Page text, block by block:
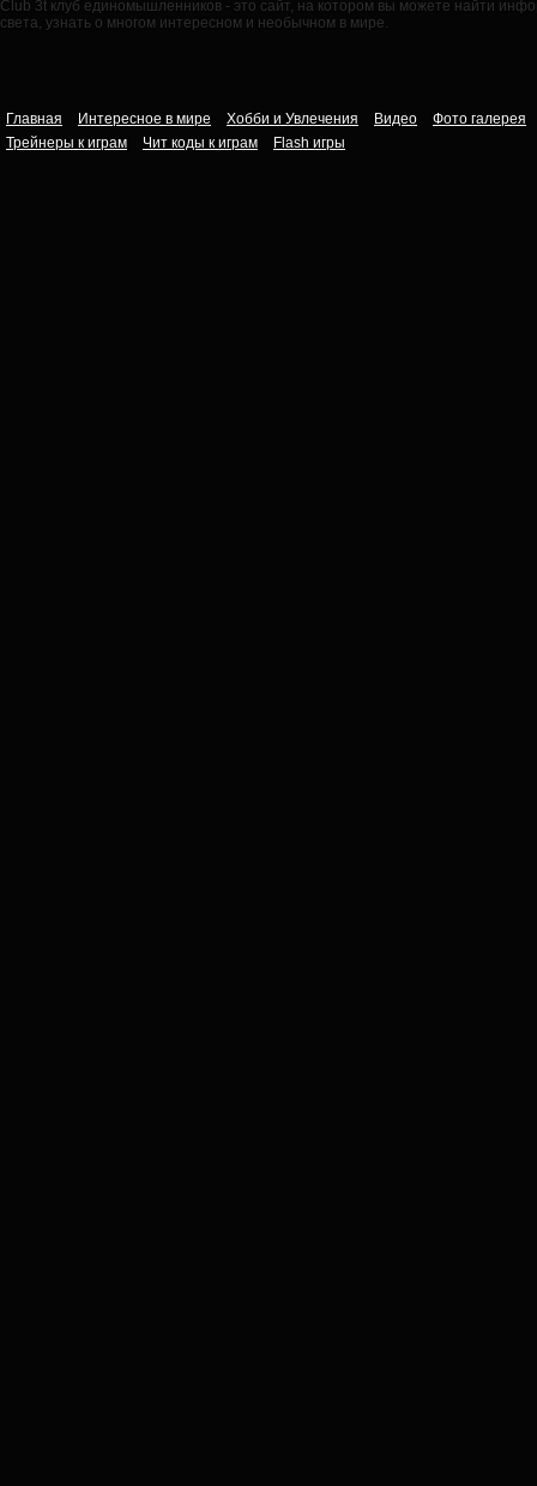
Club 3t клуб единомышленников - это сайт, на котором вы можете найти
света, узнать о многом интересном и необычном в мире.
Главная Интересное в мире Хобби и Увлечения Видео
Фото галерея
Трейнеры к играм
Чит коды к играм Flash игры